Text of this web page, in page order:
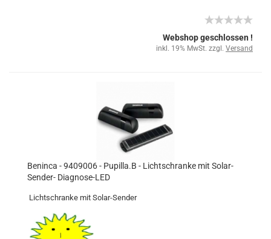
Webshop geschlossen !
inkl. 19% MwSt. zzgl. Versand
Beninca - 9409006 - Pupilla.B - Lichtschranke mit Solar-
Sender- Diagnose-LED
Lichtschranke mit Solar-Sender